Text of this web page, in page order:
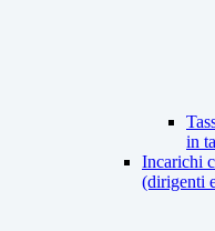
in
Incarichi
(dirigenti